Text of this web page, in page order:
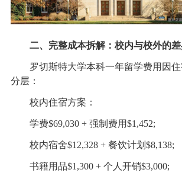
二、完整成本拆解：校内与校外的差
罗切斯特大学本科一年留学费用因住
分层：
校内住宿方案：
学费$69,030 + 强制费用$1,452;
校内宿舍$12,328 + 餐饮计划$8,138;
书籍用品$1,300 + 个人开销$3,000;